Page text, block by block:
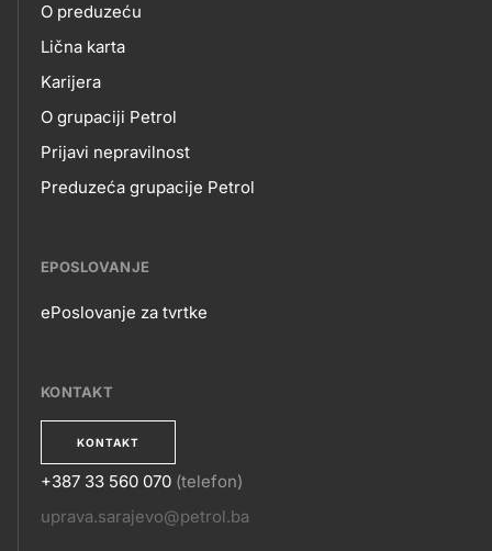
skupno.footer-
title???
O
NAMA
O preduzeću
Lična karta
Karijera
O grupaciji Petrol
Prijavi nepravilnost
Preduzeća grupacije Petrol
EPOSLOVANJE
ePoslovanje za tvrtke
KONTAKT
KONTAKT
KONTAKT
+387 33 560 070 (telefon)
uprava.sarajevo@petrol.ba